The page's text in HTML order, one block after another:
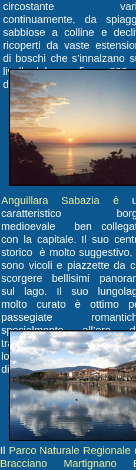
circostante
continuamente, da
sabbiose a colline e
ricoperti da vaste
di boschi che s’innalzano
livello del mare fino a 600
di altitudine (Rocca
Anguillara Sabazia è
caratteristico
medioevale ben
con la capitale. Il suo
storico è molto suggestivo,
sono vicoli e piazzette da
scorgere bellisimi
sul lago. Il suo
molto curato è ottimo
passegiate
specialmente all’ora
tramonto. Vi sono inoltre
locali, pub e nei mesi
discoteche in riva al lago.
Il Parco Naturale Regionale
Bracciano Martignano